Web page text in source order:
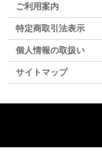
ご利用案内
特定商取引法表示
個人情報の取扱い
サイトマップ